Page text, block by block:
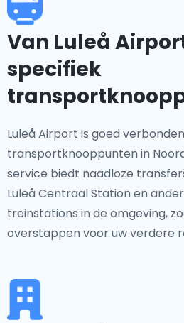
Van Luleå
specifiek
Luleå Airport is goed
transportknooppunten in
service biedt naadloze
Luleå Centraal Station en
treinstations in de omgeving,
overstappen voor uw verdere